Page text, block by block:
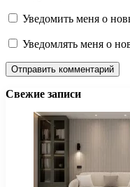
Уведомить меня о
Уведомлять меня о
Свежие записи